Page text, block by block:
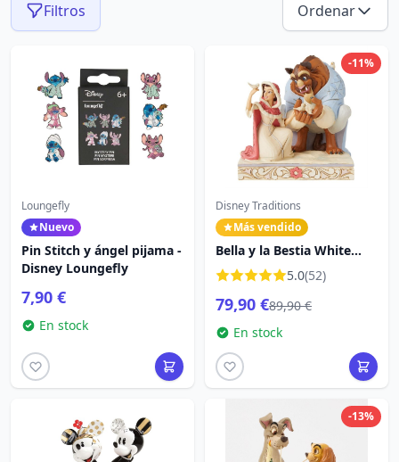
Filtros Ordenar
Loungefly
Nuevo
Pin Stitch y ángel pijama -
Disney Loungefly
7,90 €
En stock
-11%
Disney Traditions
Más vendido
Bella y la Bestia White
Woodland - DISNEY
TRADITIONS
5.0(52)
79,90 €89,90 €
En stock
-13%